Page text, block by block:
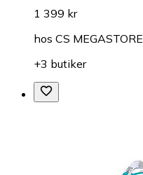
1 399 kr
hos CS MEGASTORE
+3 butiker